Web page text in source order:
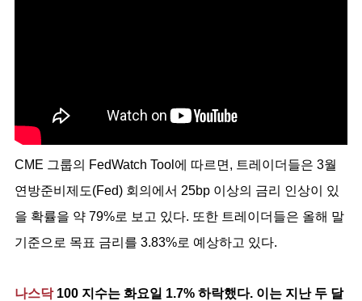
CME 그룹의 FedWatch Tool에 따르면, 트레이더들은 3월
연방준비제도(Fed) 회의에서 25bp 이상의 금리 인상이 있
을 확률을 약 79%로 보고 있다. 또한 트레이더들은 올해 말
기준으로 목표 금리를 3.83%로 예상하고 있다.
나스닥100 지수는 화요일 1.7% 하락했다. 이는 지난 두 달